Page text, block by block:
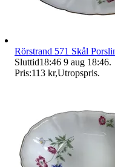
Rörstrand 571 Skål
Sluttid18:46 9 aug 18:46.
Pris:113 kr,Utropspris.